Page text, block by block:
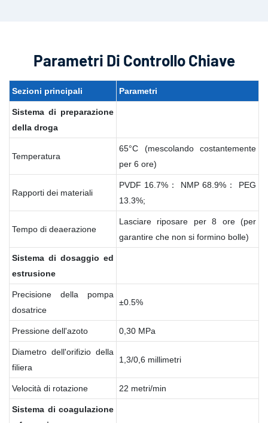
Parametri Di Controllo Chiave
Sezioni principali Parametri
Sistema di preparazione
della droga
Temperatura
65°C (mescolando costantemente
per 6 ore)
Rapporti dei materiali
PVDF 16.7%： NMP 68.9%： PEG
13.3%;
Tempo di deaerazione
Lasciare riposare per 8 ore (per
garantire che non si formino bolle)
Sistema di dosaggio ed
estrusione
Precisione della pompa
dosatrice
±0.5%
Pressione dell'azoto 0,30 MPa
Diametro dell'orifizio della
filiera
1,3/0,6 millimetri
Velocità di rotazione 22 metri/min
Sistema di coagulazione